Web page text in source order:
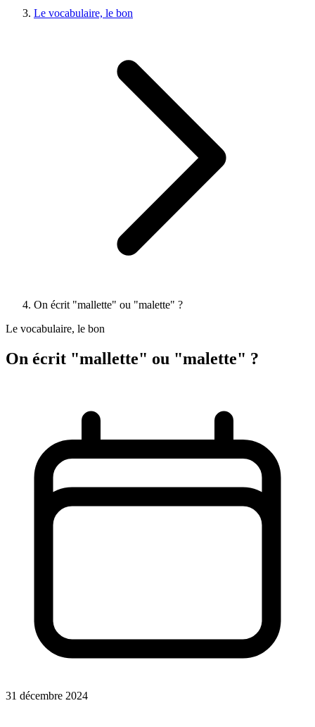
Le vocabulaire, le bon
On écrit "mallette" ou "malette" ?
Le vocabulaire, le bon
On écrit "mallette" ou "malette" ?
31 décembre 2024